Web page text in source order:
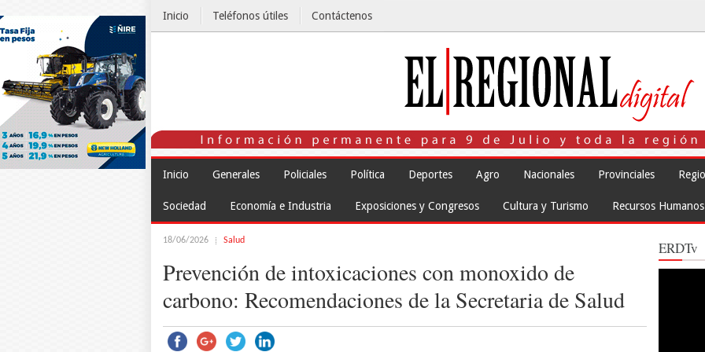
Inicio Teléfonos útiles Contáctenos
Inicio Generales Policiales Política Deportes Agro Nacionales Provinciales
Sociedad Economía e Industria Exposiciones y Congresos Cultura y Turismo Recursos Humanos
18/06/2026 Salud
Prevención de intoxicaciones con monoxido de
carbono: Recomendaciones de la Secretaria de Salud
ERDTv